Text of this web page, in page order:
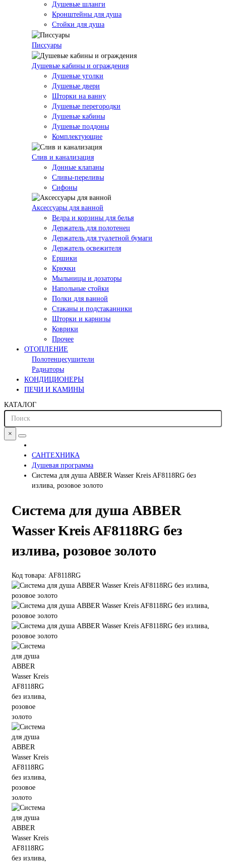
Душевые шланги
Кронштейны для душа
Стойки для душа
Писсуары
Душевые кабины и ограждения
Душевые уголки
Душевые двери
Шторки на ванну
Душевые перегородки
Душевые кабины
Душевые поддоны
Комплектующие
Слив и канализация
Донные клапаны
Сливы-переливы
Сифоны
Аксессуары для ванной
Ведра и корзины для белья
Держатель для полотенец
Держатель для туалетной бумаги
Держатель освежителя
Ершики
Крючки
Мыльницы и дозаторы
Напольные стойки
Полки для ванной
Стаканы и подстаканники
Шторки и карнизы
Коврики
Прочее
ОТОПЛЕНИЕ
Полотенцесушители
Радиаторы
КОНДИЦИОНЕРЫ
ПЕЧИ И КАМИНЫ
КАТАЛОГ
×
САНТЕХНИКА
Душевая программа
Система для душа ABBER Wasser Kreis AF8118RG без
излива, розовое золото
Система для душа ABBER
Wasser Kreis AF8118RG без
излива, розовое золото
Код товара: AF8118RG